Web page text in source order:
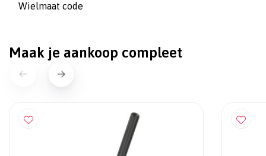
Wielmaat code
Maak je aankoop compleet